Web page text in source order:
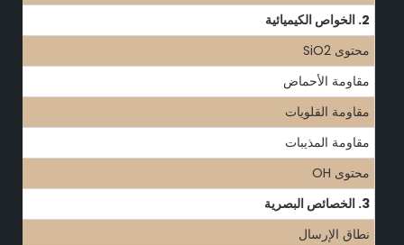
2. الخواص الكيميائية
محتوى SiO2
مقاومة الأحماض
مقاومة القلويات
مقاومة المذيبات
محتوى OH
3. الخصائص البصرية
نطاق الإرسال